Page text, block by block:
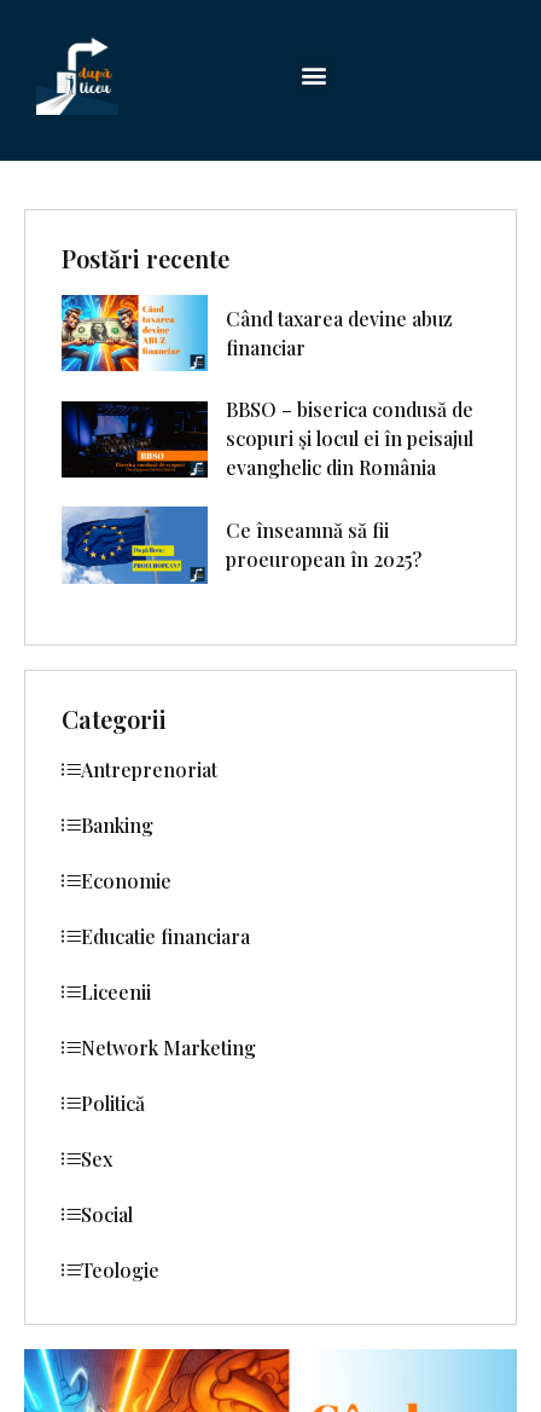
Postări recente
Când taxarea devine abuz
financiar
BBSO – biserica condusă de
scopuri şi locul ei în peisajul
evanghelic din România
Ce înseamnă să fii
proeuropean în 2025?
Categorii
Antreprenoriat
Banking
Economie
Educatie financiara
Liceenii
Network Marketing
Politică
Sex
Social
Teologie